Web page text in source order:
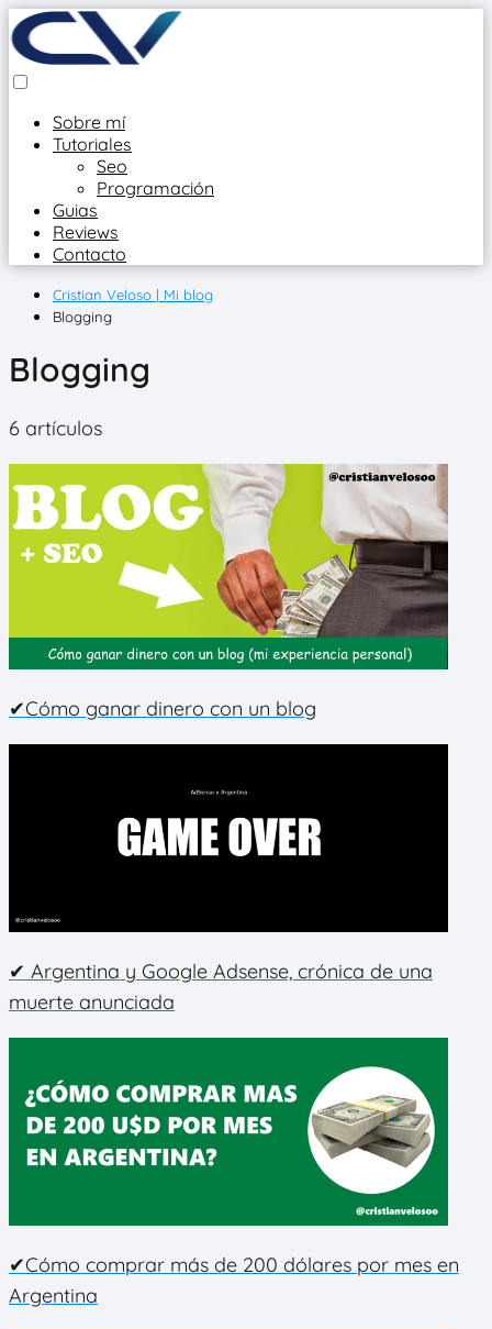
Sobre mí
Tutoriales
Seo
Programación
Guias
Reviews
Contacto
Cristian Veloso | Mi blog
Blogging
Blogging
6 artículos
✔Cómo ganar dinero con un blog
✔ Argentina y Google Adsense, crónica de una
muerte anunciada
✔Cómo comprar más de 200 dólares por mes en
Argentina